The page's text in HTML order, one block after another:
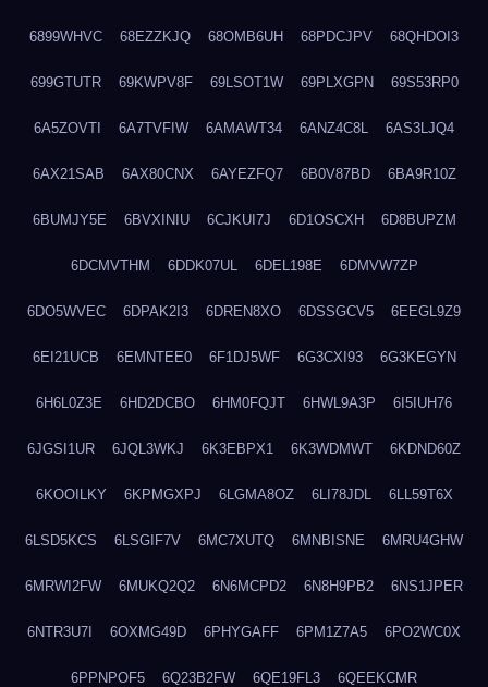
6899WHVC 68EZZKJQ 68OMB6UH 68PDCJPV 68QHDOI3
699GTUTR 69KWPV8F 69LSOT1W 69PLXGPN 69S53RP0
6A5ZOVTI 6A7TVFIW 6AMAWT34 6ANZ4C8L 6AS3LJQ4
6AX21SAB 6AX80CNX 6AYEZFQ7 6B0V87BD 6BA9R10Z
6BUMJY5E 6BVXINIU 6CJKUI7J 6D1OSCXH 6D8BUPZM
6DCMVTHM 6DDK07UL 6DEL198E 6DMVW7ZP
6DO5WVEC 6DPAK2I3 6DREN8XO 6DSSGCV5 6EEGL9Z9
6EI21UCB 6EMNTEE0 6F1DJ5WF 6G3CXI93 6G3KEGYN
6H6L0Z3E 6HD2DCBO 6HM0FQJT 6HWL9A3P 6I5IUH76
6JGSI1UR 6JQL3WKJ 6K3EBPX1 6K3WDMWT 6KDND60Z
6KOOILKY 6KPMGXPJ 6LGMA8OZ 6LI78JDL 6LL59T6X
6LSD5KCS 6LSGIF7V 6MC7XUTQ 6MNBISNE 6MRU4GHW
6MRWI2FW 6MUKQ2Q2 6N6MCPD2 6N8H9PB2 6NS1JPER
6NTR3U7I 6OXMG49D 6PHYGAFF 6PM1Z7A5 6PO2WC0X
6PPNPOF5 6Q23B2FW 6QE19FL3 6QEEKCMR